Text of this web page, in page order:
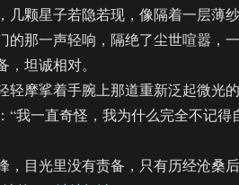
颗星子若隐若现，像隔着一层薄纱
那一声轻响，隔绝了尘世喧嚣，
坦诚相对。
摩挲着手腕上那道重新泛起微光
我一直奇怪，我为什么完全不记得
目光里没有责备，只有历经沧桑